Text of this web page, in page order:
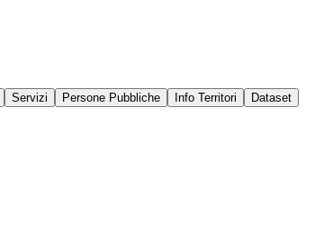
Servizi Persone Pubbliche Info Territori Dataset